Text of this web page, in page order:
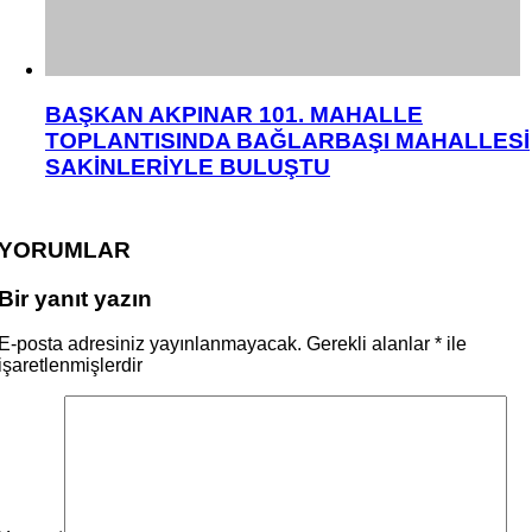
BAŞKAN AKPINAR 101. MAHALLE
TOPLANTISINDA BAĞLARBAŞI MAHALLESİ
SAKİNLERİYLE BULUŞTU
yanıt yazın
posta adresiniz yayınlanmayacak. Gerekli alanlar * ile